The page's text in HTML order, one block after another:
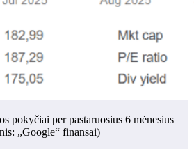
pokyčiai per pastaruosius 6 mėnesius
„Google“ finansai)